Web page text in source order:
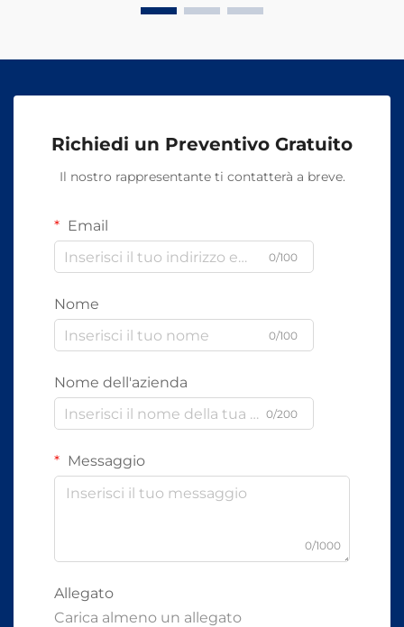
Richiedi un Preventivo Gratuito
Il nostro rappresentante ti contatterà a breve.
Email
0/100
Nome
0/100
Nome dell'azienda
0/200
Messaggio
0/1000
Allegato
Carica almeno un allegato